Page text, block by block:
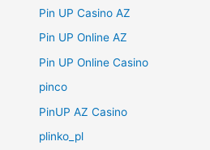
Pin UP Casino AZ
Pin UP Online AZ
Pin UP Online Casino
pinco
PinUP AZ Casino
plinko_pl